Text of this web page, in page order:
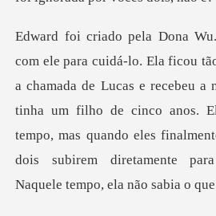
e Lucas e recebeu a
tinha um filho de cinco anos.
tempo, mas quando eles fin